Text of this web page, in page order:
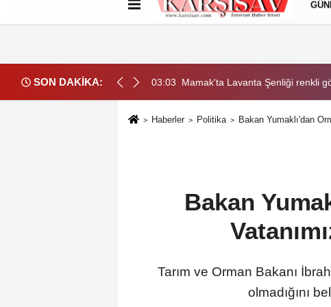
Hakkımızda Künye İletişim
SON DAKİKA:
sahne oldu 00:24 Öğrenci affını düzenleyen kanun,
Haberler Politika Bakan Yumaklı'dan
Bakan
Tarım ve Orman Bakanı
olmadığını